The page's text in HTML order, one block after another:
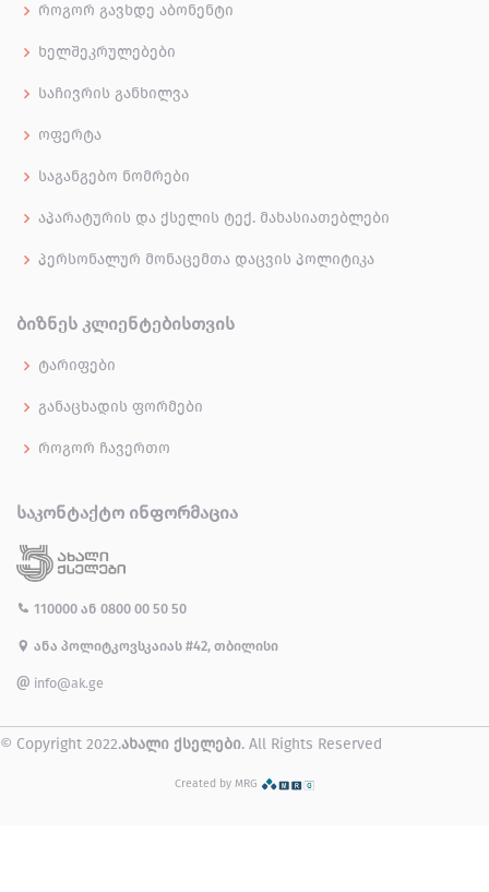
როგორ გავხდე აბონენტი
ხელშეკრულებები
საჩივრის განხილვა
ოფერტა
საგანგებო ნომრები
აპარატურის და ქსელის ტექ. მახასიათებლები
პერსონალურ მონაცემთა დაცვის პოლიტიკა
ᲑᲘᲖᲜᲔᲡ ᲙᲚᲘᲔᲜᲢᲔᲑᲘᲡᲗᲕᲘᲡ
ტარიფები
განაცხადის ფორმები
როგორ ჩავერთო
ᲡᲐᲙᲝᲜᲢᲐᲥᲢᲝ ᲘᲜᲤᲝᲠᲛᲐᲪᲘᲐ
110000 ან 0800 00 50 50
ანა პოლიტკოვსკაიას #42, თბილისი
info@ak.ge
© Copyright 2022.ახალი ქსელები. All Rights Reserved
Created by MRG